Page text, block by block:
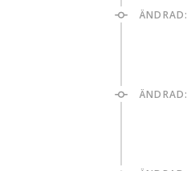
ÄNDRAD:
ÄNDRAD: